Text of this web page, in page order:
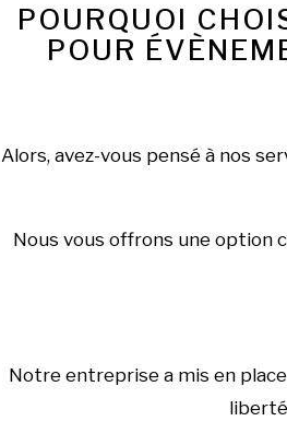
POURQUOI
POUR
Alors, avez-vous pensé à nos
Nous vous offrons une option
Notre entreprise a mis en